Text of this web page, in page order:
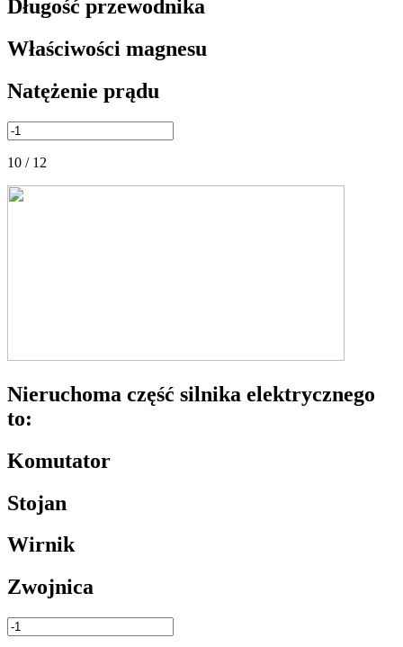
Długość przewodnika
Właściwości magnesu
Natężenie prądu
10 / 12
Nieruchoma część silnika elektrycznego
to:
Komutator
Stojan
Wirnik
Zwojnica